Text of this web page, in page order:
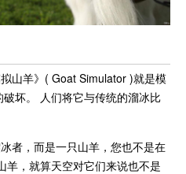
山羊》( Goat Simulator )就是模
坏。 人们将它与传统的溜冰比
者，而是一只山羊，您也不是在
羊，就算天空对它们来说也不是